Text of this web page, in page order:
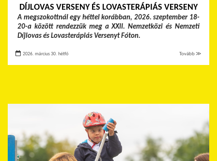
DÍJLOVAS VERSENY ÉS LOVASTERÁPIÁS VERSENY
A megszokottnál egy héttel korábban, 2026. szeptember 18-
20-a között rendezzük meg a XXII. Nemzetközi és Nemzeti
Díjlovas és Lovasterápiás Versenyt Fóton.
2026. március 30. hétfő Tovább ≫